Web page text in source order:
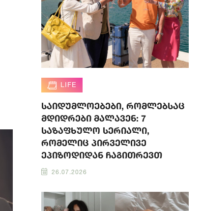
LIFE
საიდუმლოებები, რომლებსაც
მდიდრები მალავენ: 7
საზაფხულო სერიალი,
რომელიც პირველივე
ეპიზოდიდან ჩაგითრევთ
26.07.2026